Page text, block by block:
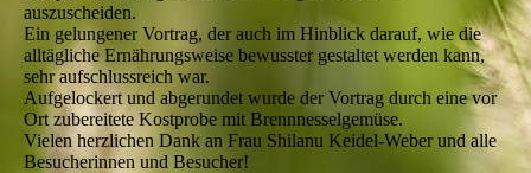
auszuscheiden.
Ein gelungener Vortrag, der auch im Hinblick darauf, wie die
alltägliche Ernährungsweise bewusster gestaltet werden kann,
sehr aufschlussreich war.
Aufgelockert und abgerundet wurde der Vortrag durch eine vor
Ort zubereitete Kostprobe mit Brennnesselgemüse.
Vielen herzlichen Dank an Frau Shilanu Keidel-Weber und alle
Besucherinnen und Besucher!